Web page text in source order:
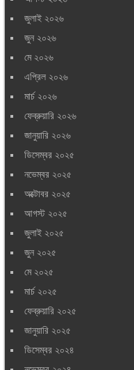
জুলাই ২০২৬
জুন ২০২৬
মে ২০২৬
এপ্রিল ২০২৬
মার্চ ২০২৬
ফেব্রুয়ারি ২০২৬
জানুয়ারি ২০২৬
ডিসেম্বর ২০২৫
নভেম্বর ২০২৫
অক্টোবর ২০২৫
আগস্ট ২০২৫
জুলাই ২০২৫
জুন ২০২৫
মে ২০২৫
মার্চ ২০২৫
ফেব্রুয়ারি ২০২৫
জানুয়ারি ২০২৫
ডিসেম্বর ২০২৪